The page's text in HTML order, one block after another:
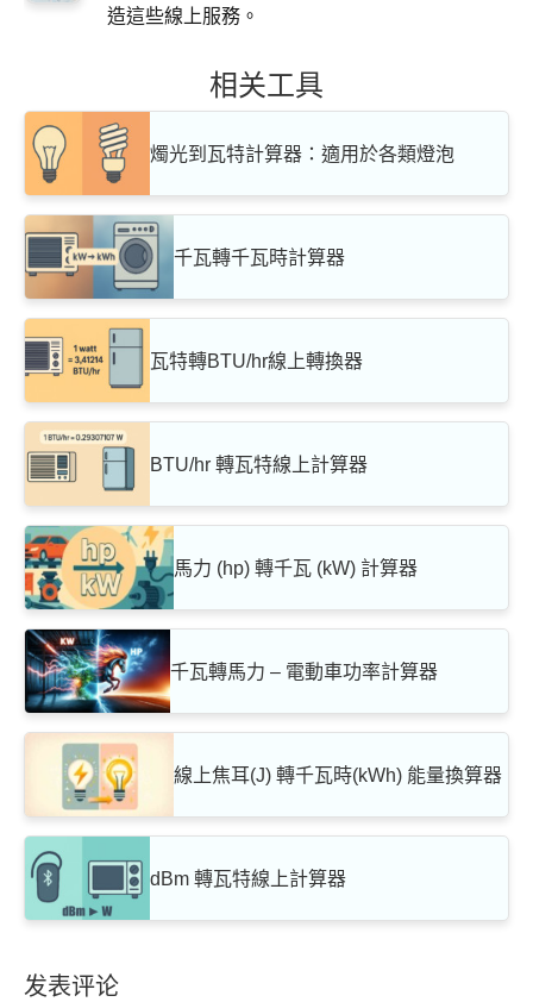
造這些線上服務。
相关工具
燭光到瓦特計算器：適用於各類燈泡
千瓦轉千瓦時計算器
瓦特轉BTU/hr線上轉換器
BTU/hr 轉瓦特線上計算器
馬力 (hp) 轉千瓦 (kW) 計算器
千瓦轉馬力 – 電動車功率計算器
線上焦耳(J) 轉千瓦時(kWh) 能量換算器
dBm 轉瓦特線上計算器
发表评论